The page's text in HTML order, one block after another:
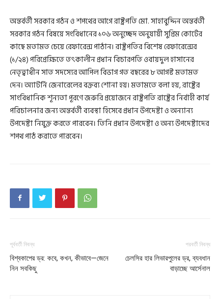
অন্তর্বর্তী সরকার গঠন ও শপথের আগে রাষ্ট্রপতি মো. সাহাবুদ্দিন অন্তর্বর্তী
সরকার গঠন বিষয়ে সংবিধানের ১০৬ অনুচ্ছেদ অনুযায়ী সুপ্রিম কোর্টের
কাছে মতামত চেয়ে রেফারেন্স পাঠান। রাষ্ট্রপতির বিশেষ রেফারেন্সের
(১/২৪) পরিপ্রেক্ষিতে তৎকালীন প্রধান বিচারপতি ওবায়দুল হাসানের
নেতৃত্বাধীন সাত সদস্যের আপিল বিভাগ গত বছরের ৮ আগস্ট মতামত
দেন। অ্যাটর্নি জেনারেলের বক্তব্য শোনা হয়। মতামতে বলা হয়, রাষ্ট্রের
সাংবিধানিক শূন্যতা পূরণে জরুরি প্রয়োজনে রাষ্ট্রপতি রাষ্ট্রের নির্বাহী কার্য
পরিচালনার জন্য অন্তর্বর্তী ব্যবস্থা হিসেবে প্রধান উপদেষ্টা ও অন্যান্য
উপদেষ্টা নিযুক্ত করতে পারবেন। তিনি প্রধান উপদেষ্টা ও অন্য উপদেষ্টাদের
শপথ পাঠ করাতে পারবেন।
পূর্ববর্তী নিবন্ধ
বিশ্বকাপের ড্র: কবে, কখন, কীভাবে—জেনে
নিন সবকিছু
পরবর্তী নিবন্ধ
চেলসির হার লিভারপুলের ড্র, ব্যবধান
বাড়াচ্ছে আর্সেনাল